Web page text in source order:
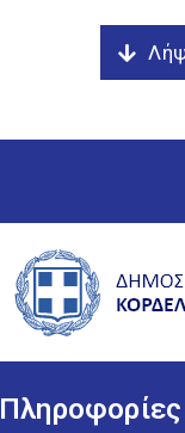
Πληροφορίες